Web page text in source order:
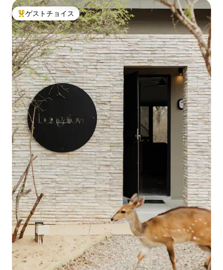
大好評のゲストチョイスです。
ゲストチョイス